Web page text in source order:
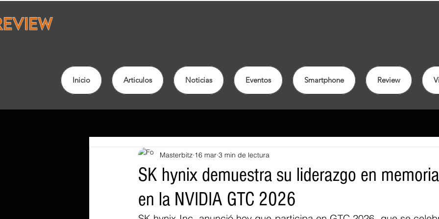
Inicio Articulos Noticias Eventos Smartphone Review
SK hynix demuestra su liderazgo en
en la NVIDIA GTC 2026
Masterbitz 16 mar 3 min de lectura